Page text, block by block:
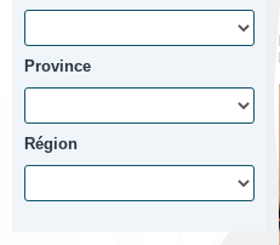
Province
Région